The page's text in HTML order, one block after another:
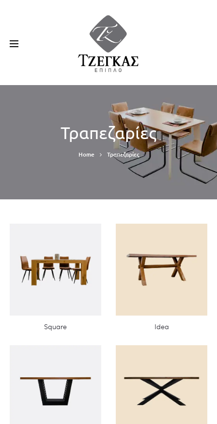
Τραπεζαρίες
Home Τραπεζαρίες
Square Idea